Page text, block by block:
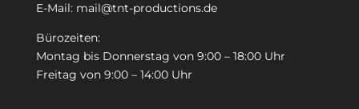
E-Mail: mail@tnt-productions.de
Bürozeiten:
Montag bis Donnerstag von 9:00 – 18:00 Uhr
Freitag von 9:00 – 14:00 Uhr